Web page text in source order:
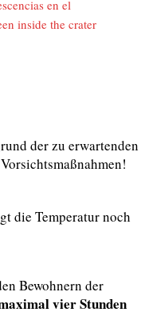
en el
inside the crater
der zu erwartenden
die Temperatur noch
Bewohnern der
vier Stunden